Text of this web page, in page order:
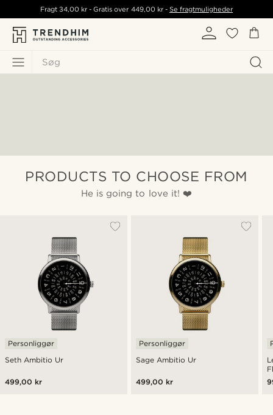
Søg
Fragt34,00 kr - Gratis over 449,00 kr- Se fragtmuligheder
PRODUCTS TO CHOOSE FROM
He is going to love it! ❤️
Seth Ambitio Ur
Personliggør
499,00 kr
Sage Ambitio Ur
Personliggør
499,00 kr